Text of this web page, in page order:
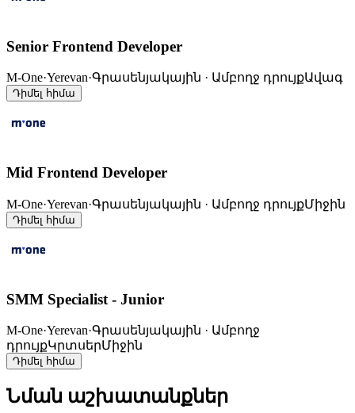
Senior Frontend Developer
M-One·Yerevan·Գրասենյակային · Ամբողջ դրույքԱվագ
Դիմել հիմա
Mid Frontend Developer
M-One·Yerevan·Գրասենյակային · Ամբողջ դրույքՄիջին
Դիմել հիմա
SMM Specialist - Junior
M-One·Yerevan·Գրասենյակային · Ամբողջ
դրույքԿրտսերՄիջին
Դիմել հիմա
Նման աշխատանքներ